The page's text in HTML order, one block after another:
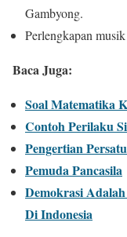
Gambyong.
Perlengkapan
Baca Juga:
Soal Matematika
Contoh Perilaku
Pengertian
Pemuda Pancasila
Demokrasi
Di Indonesia